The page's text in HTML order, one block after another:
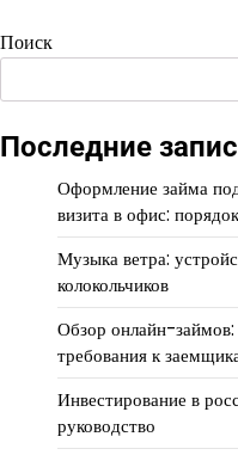
Поиск
Последние
Оформление займа
визита в офис:
Музыка ветра:
колокольчиков
Обзор онлайн-займов:
требования к
Инвестирование в
руководство